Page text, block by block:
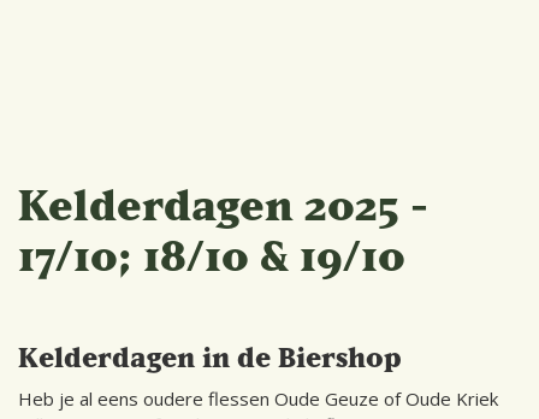
Kelderdagen 2025 -
17/10; 18/10 & 19/10
Kelderdagen in de Biershop
Heb je al eens oudere flessen Oude Geuze of Oude Kriek